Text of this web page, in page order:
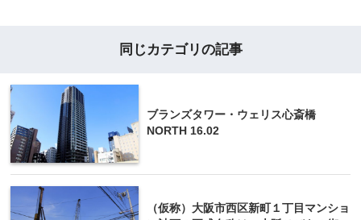
同じカテゴリの記事
ブランズタワー・ウェリス心斎橋
NORTH 16.02
（仮称）大阪市西区新町１丁目マンショ